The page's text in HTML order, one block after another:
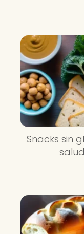
Snacks sin